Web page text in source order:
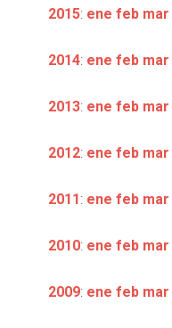
2015: ene feb mar
2014: ene feb mar
2013: ene feb mar
2012: ene feb mar
2011: ene feb mar
2010: ene feb mar
2009: ene feb mar